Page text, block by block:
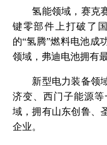
氢能领域，赛克赛
键零部件上打破了
的“氢腾”燃料电池成
领域，弗迪电池拥有
新型电力装备领域
济变、西门子能源
域，拥有山东创鲁、
企业。